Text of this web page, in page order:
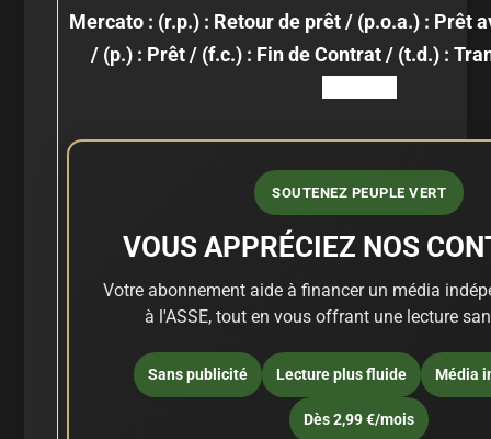
Mercato : (r.p.) : Retour de prêt / (p.o.a.) : Prêt
/ (p.) : Prêt / (f.c.) : Fin de Contrat / (t.d.) :
SOUTENEZ PEUPLE VERT
VOUS APPRÉCIEZ NOS
Votre abonnement aide à financer un média
à l'ASSE, tout en vous offrant une lecture
Sans publicité Lecture plus fluide Média
Dès 2,99 €/mois